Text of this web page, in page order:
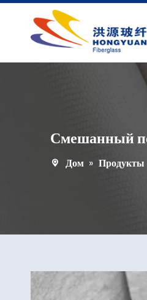
Смешанный
Дом » Продукты